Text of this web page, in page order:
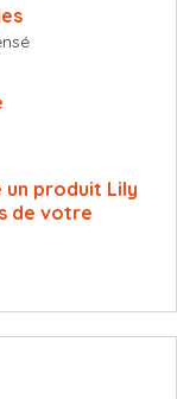
un produit Lily
de votre